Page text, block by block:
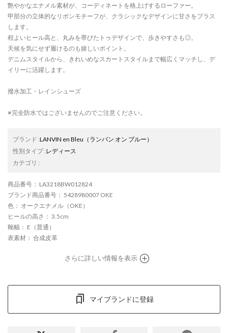
艶やかなエナメル素材が、コーディネートを格上げするローファー。
甲部分の立体的なリボンモチーフが、クラシックなデザインに甘さをプラス
します。
程よいヒール高と、丸みを帯びたトゥデザインで、歩きやすさも◎。
天候を気にせず履けるのも嬉しいポイント。
デニムスタイルから、きれいめなスカートスタイルまで幅広くマッチし、デ
イリーに活躍します。
撥水加工・レインシューズ
※完全防水ではございませんのでご注意ください。
ブランド :LANVIN en Bleu （ランバン オン ブルー）
性別タイプ:レディース
カテゴリ :
商品番号 ： LA3218BW012824
ブランド商品番号 ： 5428980007 OKE
色 ： オークエナメル（OKE）
ヒールの高さ ： 3.5cm
靴幅 ： E（普通）
表素材 ： 合成皮革
さらに詳しい情報を表示
マイブランドに登録